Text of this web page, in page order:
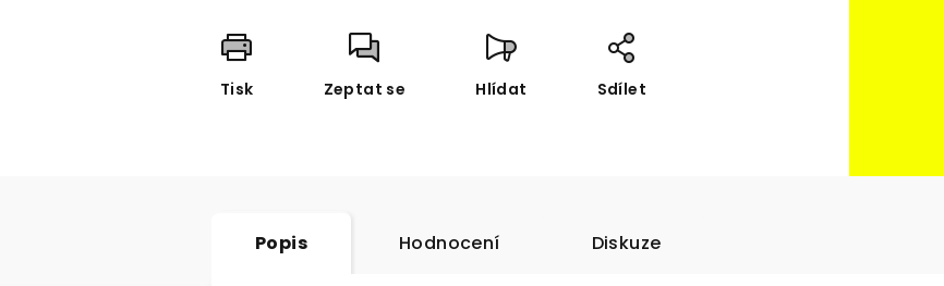
Tisk Zeptat se Hlídat Sdílet
Popis Hodnocení Diskuze